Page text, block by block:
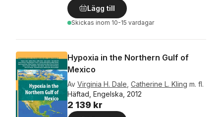
Lägg till
Skickas inom 10-15 vardagar
Hypoxia in the Northern Gulf of
Mexico
Av Virginia H. Dale Catherine L. Kling m. fl.
Häftad, Engelska, 2012
2 139 kr